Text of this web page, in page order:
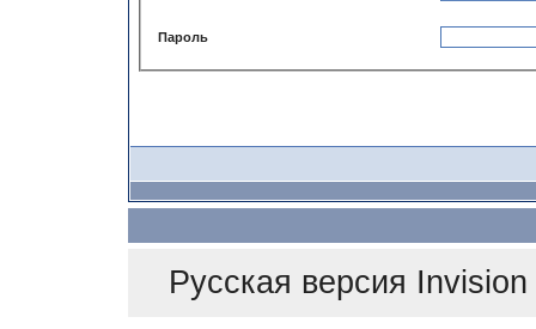
Пароль
Русская версия